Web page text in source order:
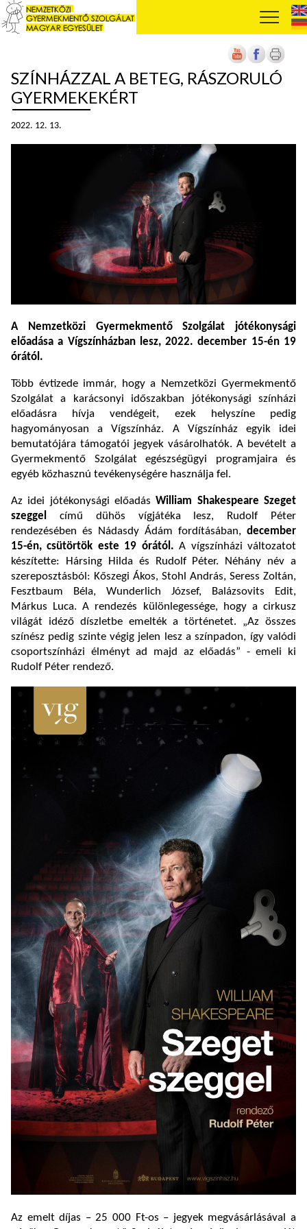
SZÍNHÁZZAL A BETEG, RÁSZORULÓ
GYERMEKEKÉRT
2022. 12. 13.
A Nemzetközi Gyermekmentő Szolgálat jótékonysági
előadása a Vígszínházban lesz, 2022. december 15-én 19
órától.
Több évtizede immár, hogy a Nemzetközi Gyermekmentő
Szolgálat a karácsonyi időszakban jótékonysági színházi
előadásra hívja vendégeit, ezek helyszíne pedig
hagyományosan a Vígszínház. A Vígszínház egyik idei
bemutatójára támogatói jegyek vásárolhatók. A bevételt a
Gyermekmentő Szolgálat egészségügyi programjaira és
egyéb közhasznú tevékenységére használja fel.
Az idei jótékonysági előadás William Shakespeare Szeget
szeggel című dühös vígjátéka lesz, Rudolf Péter
rendezésében és Nádasdy Ádám fordításában, december
15-én, csütörtök este 19 órától. A vígszínházi változatot
készítette: Hársing Hilda és Rudolf Péter. Néhány név a
szereposztásból: Kőszegi Ákos, Stohl András, Seress Zoltán,
Fesztbaum Béla, Wunderlich József, Balázsovits Edit,
Márkus Luca. A rendezés különlegessége, hogy a cirkusz
világát idéző díszletbe emelték a történetet. „Az összes
színész pedig szinte végig jelen lesz a színpadon, így valódi
csoportszínházi élményt ad majd az előadás” - emeli ki
Rudolf Péter rendező.
Az emelt díjas – 25 000 Ft-os – jegyek megvásárlásával a